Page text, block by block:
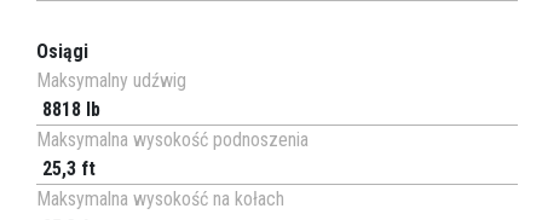
Osiągi
Maksymalny udźwig
8818 lb
Maksymalna wysokość podnoszenia
25,3 ft
Maksymalna wysokość na kołach